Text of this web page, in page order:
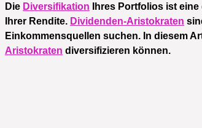
Die Diversifikation Ihres Portfolios ist
Ihrer Rendite. Dividenden-Aristokraten
Einkommensquellen suchen. In diesem
Aristokraten diversifizieren können.